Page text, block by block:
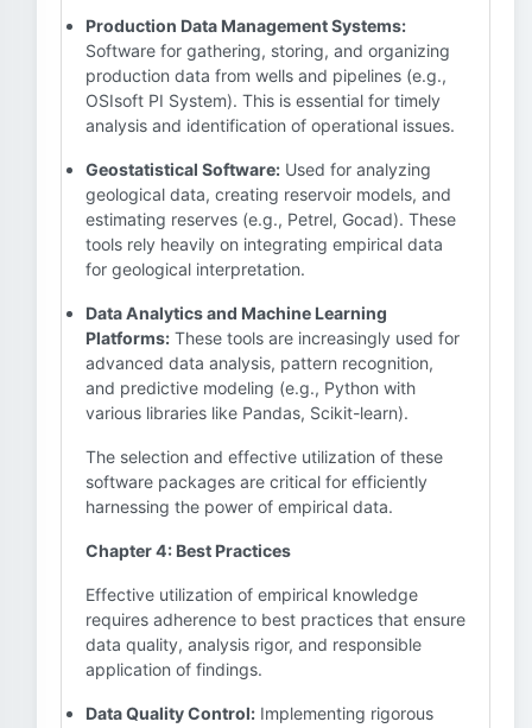
Production Data Management Systems:
Software for gathering, storing, and organizing
production data from wells and pipelines (e.g.,
OSIsoft PI System). This is essential for timely
analysis and identification of operational issues.
Geostatistical Software: Used for analyzing
geological data, creating reservoir models, and
estimating reserves (e.g., Petrel, Gocad). These
tools rely heavily on integrating empirical data
for geological interpretation.
Data Analytics and Machine Learning
Platforms: These tools are increasingly used for
advanced data analysis, pattern recognition,
and predictive modeling (e.g., Python with
various libraries like Pandas, Scikit-learn).
The selection and effective utilization of these
software packages are critical for efficiently
harnessing the power of empirical data.
Chapter 4: Best Practices
Effective utilization of empirical knowledge
requires adherence to best practices that ensure
data quality, analysis rigor, and responsible
application of findings.
Data Quality Control: Implementing rigorous